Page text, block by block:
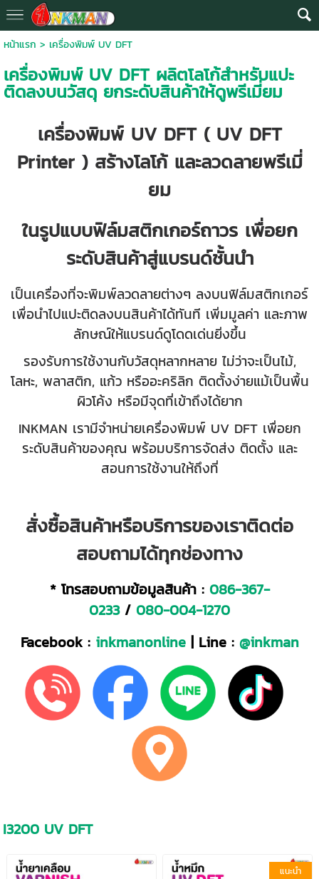
หน้าแรก > เครื่องพิมพ์ UV DFT
เครื่องพิมพ์ UV DFT ผลิตโลโก้สำหรับแปะ
ติดลงบนวัสดุ ยกระดับสินค้าให้ดูพรีเมี่ยม
เครื่องพิมพ์ UV DFT ( UV DFT
Printer ) สร้างโลโก้ และลวดลายพรีเมี่
ยม
ในรูปแบบฟิล์มสติกเกอร์ถาวร เพื่อยก
ระดับสินค้าสู่แบรนด์ชั้นนำ
เป็นเครื่องที่จะพิมพ์ลวดลายต่างๆ ลงบนฟิล์มสติกเกอร์
เพื่อนำไปแปะติดลงบนสินค้าได้ทันที เพิ่มมูลค่า และภาพ
ลักษณ์ให้แบรนด์ดูโดดเด่นยิ่งขึ้น
รองรับการใช้งานกับวัสดุหลากหลาย ไม่ว่าจะเป็นไม้,
โลหะ, พลาสติก, แก้ว หรืออะคริลิก ติดตั้งง่ายแม้เป็นพื้น
ผิวโค้ง หรือมีจุดที่เข้าถึงได้ยาก
INKMAN เรามีจำหน่ายเครื่องพิมพ์ UV DFT เพื่อยก
ระดับสินค้าของคุณ พร้อมบริการจัดส่ง ติดตั้ง และ
สอนการใช้งานให้ถึงที่
สั่งซื้อสินค้าหรือบริการของเราติดต่อ
สอบถามได้ทุกช่องทาง
* โทรสอบถามข้อมูลสินค้า : 086-367-
0233 / 080-004-1270
Facebook : inkmanonline | Line : @inkman
I3200 UV DFT
แนะนำ